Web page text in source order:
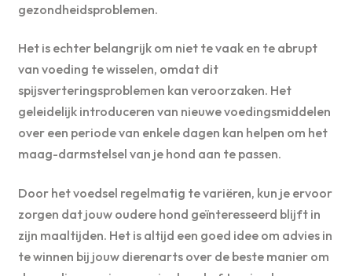
gezondheidsproblemen.
Het is echter belangrijk om niet te vaak en te abrupt
van voeding te wisselen, omdat dit
spijsverteringsproblemen kan veroorzaken. Het
geleidelijk introduceren van nieuwe voedingsmiddelen
over een periode van enkele dagen kan helpen om het
maag-darmstelsel van je hond aan te passen.
Door het voedsel regelmatig te variëren, kun je ervoor
zorgen dat jouw oudere hond geïnteresseerd blijft in
zijn maaltijden. Het is altijd een goed idee om advies in
te winnen bij jouw dierenarts over de beste manier om